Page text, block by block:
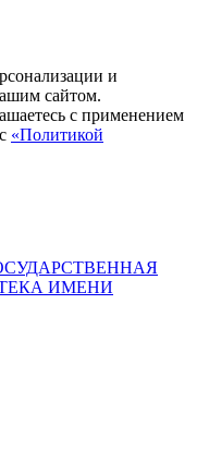
и
сайтом.
с применением
«Политикой
ИМЕНИ